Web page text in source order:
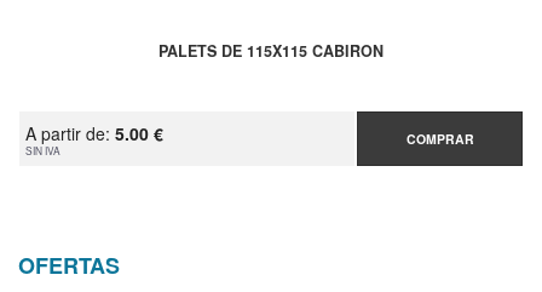
PALETS DE 115X115 CABIRON
A partir de: 5.00 €
SIN IVA
COMPRAR
OFERTAS